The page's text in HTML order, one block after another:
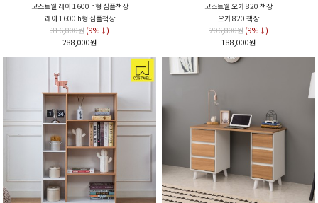
코스트웰 레아 1600 h형 심플책상
레아 1600 h형 심플책상
316,800원 (9%↓)
288,000원
코스트웰 오카 820 책장
오카 820 책장
206,800원 (9%↓)
188,000원